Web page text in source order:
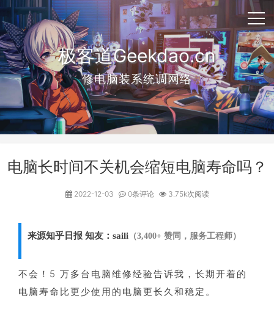
极客道Geekdao.cn
修电脑装系统调网络
电脑长时间不关机会缩短电脑寿命吗？
2022-12-03 0条评论 3.75k次阅读
来源知乎日报 知友：saili （3,400+ 赞同，服务工程师）
不会！5 万多台电脑维修经验告诉我，长期开着的
电脑寿命比更少使用的电脑更长久和稳定。